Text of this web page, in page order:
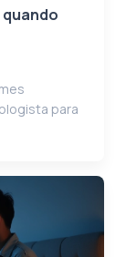
para